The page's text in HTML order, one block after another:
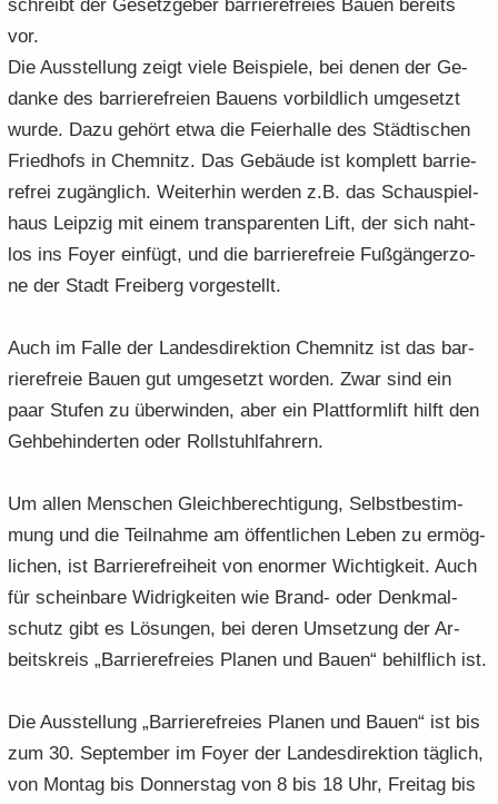
schreibt der Ge­setz­ge­ber bar­rie­re­frei­es Bauen be­reits
vor.
Die Aus­stel­lung zeigt viele Bei­spie­le, bei denen der Ge­
dan­ke des bar­rie­re­frei­en Bau­ens vor­bild­lich um­ge­setzt
wurde. Dazu ge­hört etwa die Fei­er­hal­le des Städ­ti­schen
Fried­hofs in Chem­nitz. Das Ge­bäu­de ist kom­plett bar­rie­
re­frei zu­gäng­lich. Wei­ter­hin wer­den z.B. das Schau­spiel­
haus Leip­zig mit einem trans­pa­ren­ten Lift, der sich naht­
los ins Foyer ein­fügt, und die bar­rie­re­freie Fuß­gän­ger­zo­
ne der Stadt Frei­berg vor­ge­stellt.
Auch im Falle der Lan­des­di­rek­ti­on Chem­nitz ist das bar­
rie­re­freie Bauen gut um­ge­setzt wor­den. Zwar sind ein
paar Stu­fen zu über­win­den, aber ein Platt­form­lift hilft den
Geh­be­hin­der­ten oder Roll­stuhl­fah­rern.
Um allen Men­schen Gleich­be­rech­ti­gung, Selbst­be­stim­
mung und die Teil­nah­me am öf­fent­li­chen Leben zu er­mög­
li­chen, ist Bar­rie­re­frei­heit von enor­mer Wich­tig­keit. Auch
für schein­ba­re Wid­rig­kei­ten wie Brand-​ oder Denk­mal­
schutz gibt es Lö­sun­gen, bei deren Um­set­zung der Ar­
beits­kreis „Bar­rie­re­frei­es Pla­nen und Bauen“ be­hilf­lich ist.
Die Aus­stel­lung „Bar­rie­re­frei­es Pla­nen und Bauen“ ist bis
zum 30. Sep­tem­ber im Foyer der Lan­des­di­rek­ti­on täg­lich,
von Mon­tag bis Don­ners­tag von 8 bis 18 Uhr, Frei­tag bis